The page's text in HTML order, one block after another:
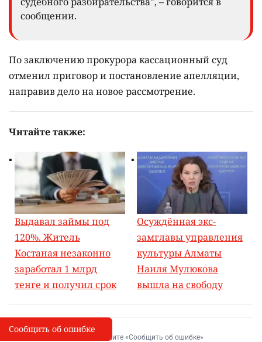
сообщении.
По заключению прокурора кассационный суд
отменил приговор и постановление апелляции,
направив дело на новое рассмотрение.
Читайте также:
Выдавал займы под
120%. Житель
Костаная незаконно
заработал 1 млрд
тенге и получил срок
Осуждённая экс-
замглавы управления
культуры Алматы
Наиля Мулюкова
вышла на свободу
I
Сообщить об опечатке
Выделите фрагмент и нажмите «Сообщить об ошибке»
Сообщить об ошибке